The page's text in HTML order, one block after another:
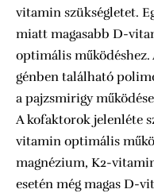
vitamin szükségletet.
miatt magasabb D-
optimális
génben található
a pajzsmirigy
A kofaktorok jelenléte
vitamin optimális
magnézium, K2-
esetén még magas D-